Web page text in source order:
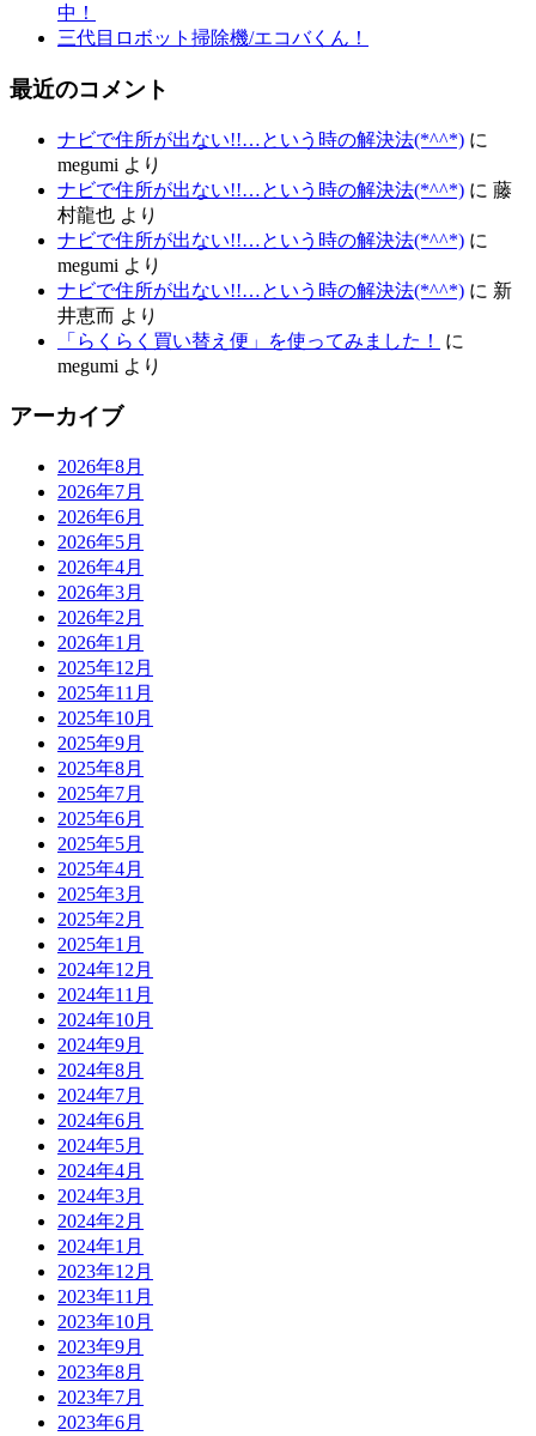
中！
三代目ロボット掃除機/エコバくん！
最近のコメント
ナビで住所が出ない!!…という時の解決法(*^^*) に
megumi より
ナビで住所が出ない!!…という時の解決法(*^^*) に 藤
村龍也 より
ナビで住所が出ない!!…という時の解決法(*^^*) に
megumi より
ナビで住所が出ない!!…という時の解決法(*^^*) に 新
井恵而 より
「らくらく買い替え便」を使ってみました！
に
megumi より
アーカイブ
2026年8月
2026年7月
2026年6月
2026年5月
2026年4月
2026年3月
2026年2月
2026年1月
2025年12月
2025年11月
2025年10月
2025年9月
2025年8月
2025年7月
2025年6月
2025年5月
2025年4月
2025年3月
2025年2月
2025年1月
2024年12月
2024年11月
2024年10月
2024年9月
2024年8月
2024年7月
2024年6月
2024年5月
2024年4月
2024年3月
2024年2月
2024年1月
2023年12月
2023年11月
2023年10月
2023年9月
2023年8月
2023年7月
2023年6月